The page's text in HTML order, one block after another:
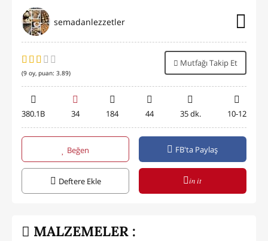
semadanlezzetler
(9 oy, puan: 3.89)
Mutfağı Takip Et
380.1B 34 184 44 35 dk. 10-12
Beğen FB'ta Paylaş
Deftere Ekle in it
MALZEMELER :